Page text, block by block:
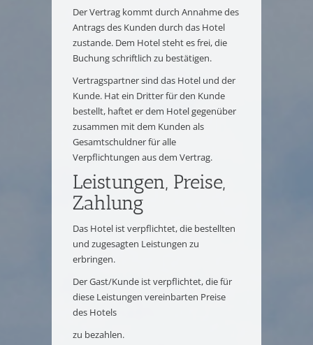
Der Vertrag kommt durch Annahme des
Antrags des Kunden durch das Hotel
zustande. Dem Hotel steht es frei, die
Buchung schriftlich zu bestätigen.
Vertragspartner sind das Hotel und der
Kunde. Hat ein Dritter für den Kunde
bestellt, haftet er dem Hotel gegenüber
zusammen mit dem Kunden als
Gesamtschuldner für alle
Verpflichtungen aus dem Vertrag.
Leistungen, Preise,
Zahlung
Das Hotel ist verpflichtet, die bestellten
und zugesagten Leistungen zu
erbringen.
Der Gast/Kunde ist verpflichtet, die für
diese Leistungen vereinbarten Preise
des Hotels
zu bezahlen.